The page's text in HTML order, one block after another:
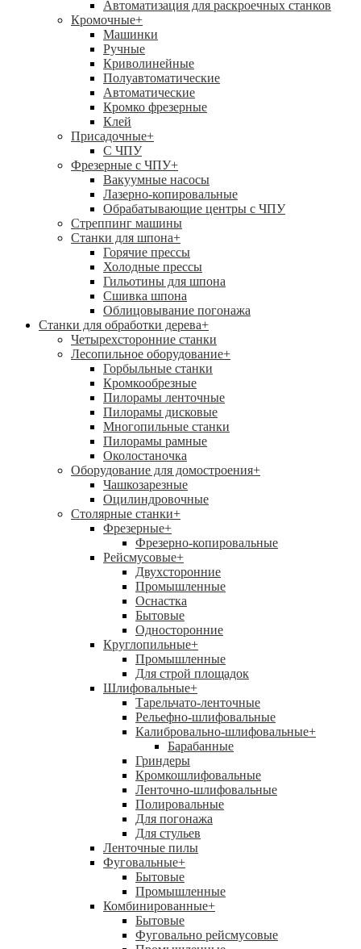
Автоматизация для раскроечных станков
Кромочные+
Машинки
Ручные
Криволинейные
Полуавтоматические
Автоматические
Кромко фрезерные
Клей
Присадочные+
С ЧПУ
Фрезерные с ЧПУ+
Вакуумные насосы
Лазерно-копировальные
Обрабатывающие центры с ЧПУ
Стреппинг машины
Станки для шпона+
Горячие прессы
Холодные прессы
Гильотины для шпона
Сшивка шпона
Облицовывание погонажа
Станки для обработки дерева+
Четырехсторонние станки
Лесопильное оборудование+
Горбыльные станки
Кромкообрезные
Пилорамы ленточные
Пилорамы дисковые
Многопильные станки
Пилорамы рамные
Околостаночка
Оборудование для домостроения+
Чашкозарезные
Оцилиндровочные
Столярные станки+
Фрезерные+
Фрезерно-копировальные
Рейсмусовые+
Двухсторонние
Промышленные
Оснастка
Бытовые
Односторонние
Круглопильные+
Промышленные
Для строй площадок
Шлифовальные+
Тарельчато-ленточные
Рельефно-шлифовальные
Калибровально-шлифовальные+
Барабанные
Гриндеры
Кромкошлифовальные
Ленточно-шлифовальные
Полировальные
Для погонажа
Для стульев
Ленточные пилы
Фуговальные+
Бытовые
Промышленные
Комбинированные+
Бытовые
Фуговально рейсмусовые